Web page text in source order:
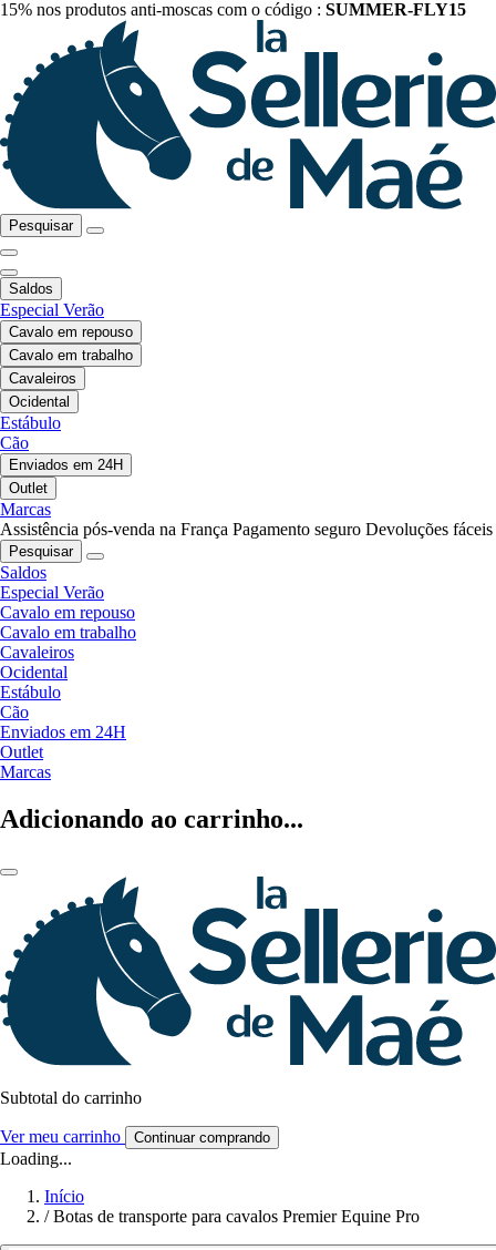
15% nos produtos anti-moscas com o código : SUMMER-FLY15
Pesquisar
Saldos
Especial Verão
Cavalo em repouso
Cavalo em trabalho
Cavaleiros
Ocidental
Estábulo
Cão
Enviados em 24H
Outlet
Marcas
Assistência pós-venda na França Pagamento seguro Devoluções fáceis
Pesquisar
Saldos
Especial Verão
Cavalo em repouso
Cavalo em trabalho
Cavaleiros
Ocidental
Estábulo
Cão
Enviados em 24H
Outlet
Marcas
Adicionando ao carrinho...
Subtotal do carrinho
Ver meu carrinho Continuar comprando
Loading...
Início
/ Botas de transporte para cavalos Premier Equine Pro